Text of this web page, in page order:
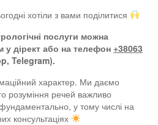
хотіли з вами поділитися
послуги можна
у дірект або на телефон +38063
Telegram).
характер. Ми даємо
розуміння речей важливо
у тому числі на
консультаціях